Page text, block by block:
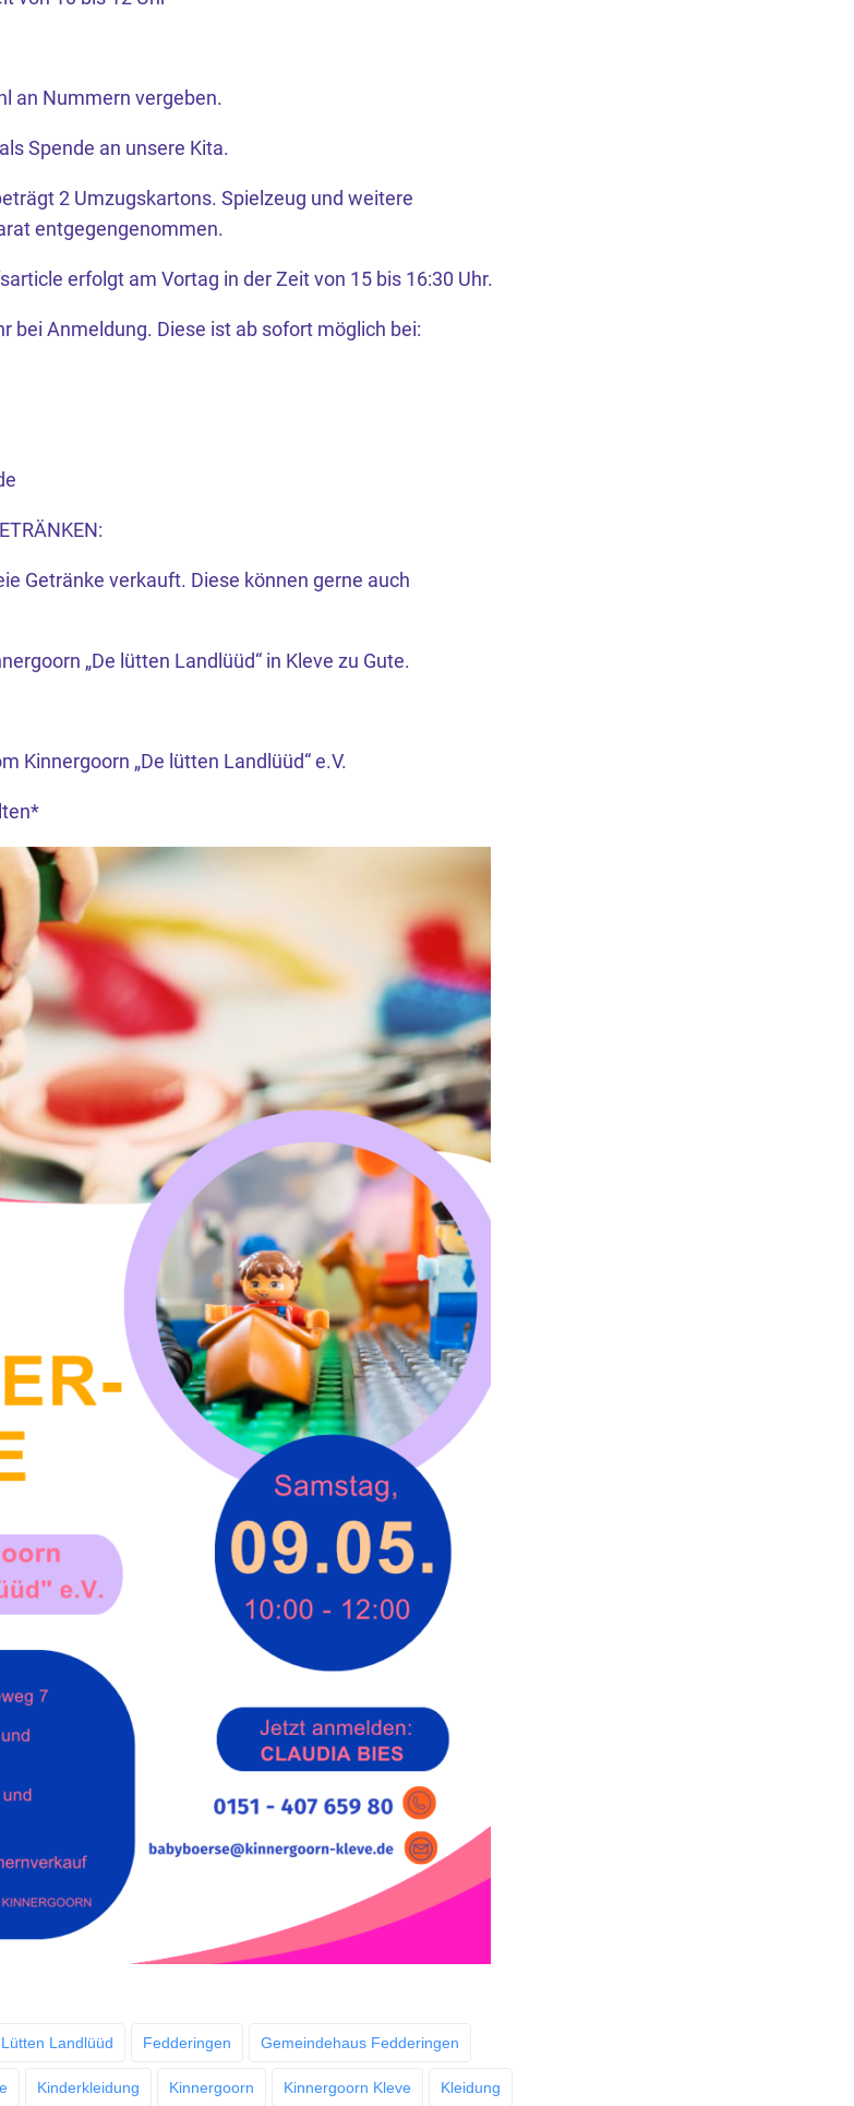
an Nummern vergeben.
Spende an unsere Kita.
2 Umzugskartons. Spielzeug und weitere
entgegengenommen.
erfolgt am Vortag in der Zeit von 15 bis 16:30 Uhr.
bei Anmeldung. Diese ist ab sofort möglich bei:
Getränke verkauft. Diese können gerne auch
„De lütten Landlüüd“ in Kleve zu Gute.
Kinnergoorn „De lütten Landlüüd“ e.V.
Landlüüd Fedderingen Gemeindehaus Fedderingen
Kinderkleidung Kinnergoorn Kinnergoorn Kleve Kleidung